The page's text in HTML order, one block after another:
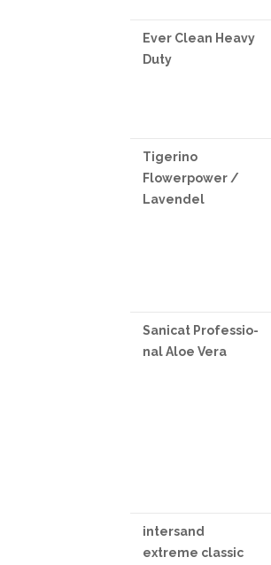
Ever Clean Heavy
Duty
Tigerino
Flowerpower /
Lavendel
Sanicat Professio-
nal Aloe Vera
intersand
extreme classic